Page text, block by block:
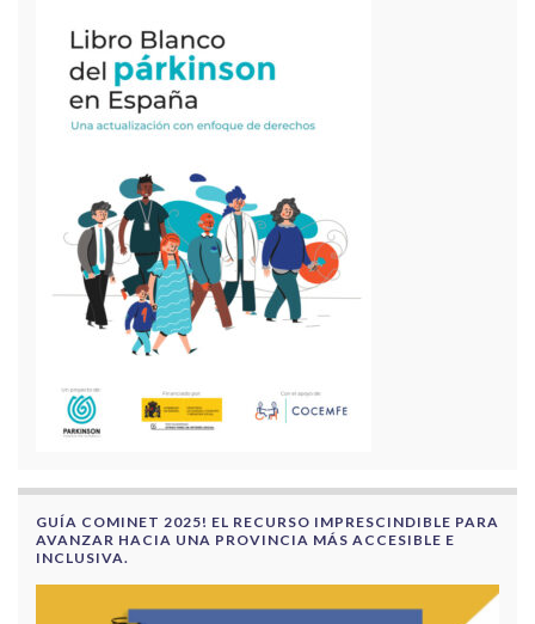
GUÍA COMINET 2025! EL RECURSO IMPRESCINDIBLE PARA
AVANZAR HACIA UNA PROVINCIA MÁS ACCESIBLE E
INCLUSIVA.